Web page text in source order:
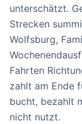
unterschätzt.
Strecken
Wolfsburg,
Fahrten
zahlt am Ende
bucht, bezahlt
nicht nutzt.